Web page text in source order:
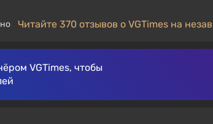
Читайте 370 отзывов о VGTimes на
VGTimes, чтобы